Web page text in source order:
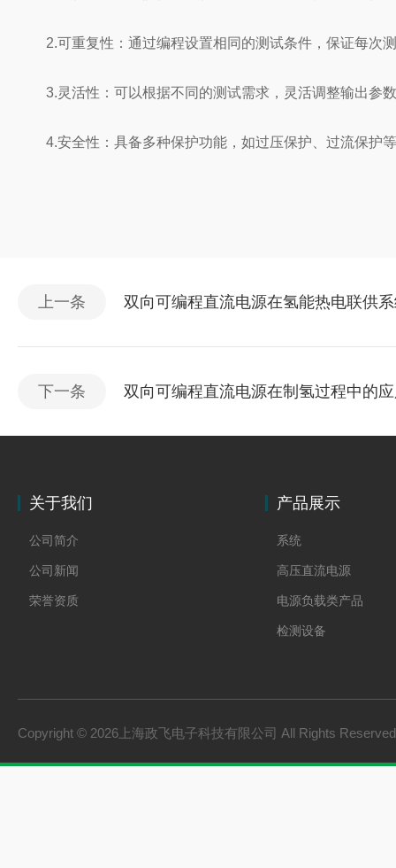
2.可重复性：通过编程设置相同的测试条件，保证每次
3.灵活性：可以根据不同的测试需求，灵活调整输出参
4.安全性：具备多种保护功能，如过压保护、过流保护
上一条 双向可编程直流电源在氢能热电联供
下一条 双向可编程直流电源在制氢过程中的
关于我们
公司简介
公司新闻
荣誉资质
产品展示
系统
高压直流电源
电源负载类产品
检测设备
Copyright © 2026上海政飞电子科技有限公司 All Rights